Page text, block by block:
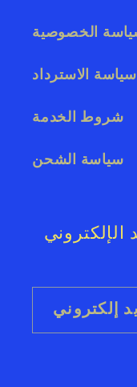
الخصوصية
سياسة الاسترداد
شروط الخدمة
سياسة الشحن
إلكتروني